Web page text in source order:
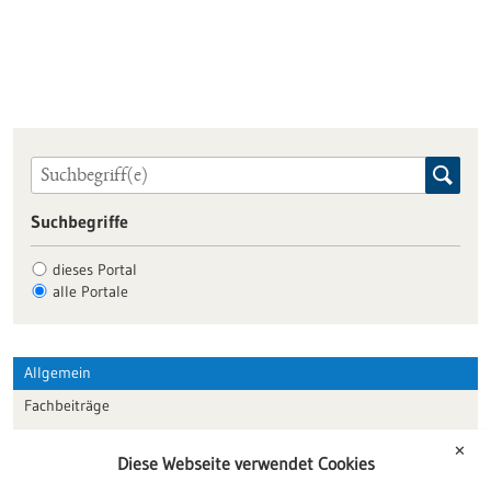
Suchbegriffe
dieses Portal
alle Portale
Allgemein
Fachbeiträge
Veranstaltungen
✕
Diese Webseite verwendet Cookies